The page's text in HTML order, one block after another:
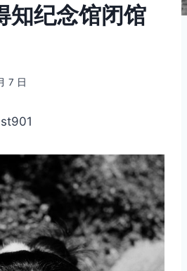
纪念馆闭馆
7 日